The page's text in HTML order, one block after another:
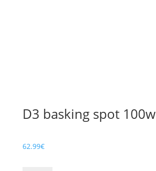
D3 basking spot 100w
62.99€